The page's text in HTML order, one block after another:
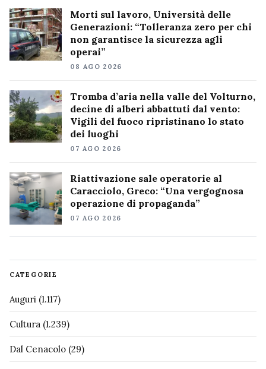
Morti sul lavoro, Università delle
Generazioni: “Tolleranza zero per chi
non garantisce la sicurezza agli
operai”
08 AGO 2026
Tromba d’aria nella valle del Volturno,
decine di alberi abbattuti dal vento:
Vigili del fuoco ripristinano lo stato
dei luoghi
07 AGO 2026
Riattivazione sale operatorie al
Caracciolo, Greco: “Una vergognosa
operazione di propaganda”
07 AGO 2026
CATEGORIE
Auguri (1.117)
Cultura (1.239)
Dal Cenacolo (29)